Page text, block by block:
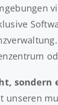
sondern
unseren